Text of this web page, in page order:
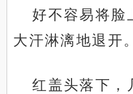
好不容易将脸
大汗淋漓地退开。
红盖头落下，